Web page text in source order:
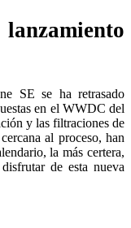
SE se ha retrasado
en el WWDC del
y las filtraciones de
al proceso, han
la más certera,
de esta nueva